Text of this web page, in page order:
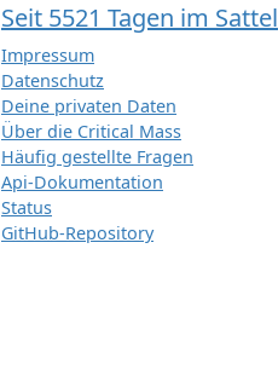
Seit 5521 Tagen im Sattel
Impressum
Datenschutz
Deine privaten Daten
Über die Critical Mass
Häufig gestellte Fragen
Api-Dokumentation
Status
GitHub-Repository